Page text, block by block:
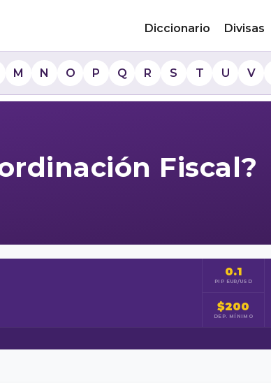
Diccionario Divisas
M N O P Q R S T U V
Fiscal?
0.1
PIP EUR/USD
$200
DEP. MÍNIMO